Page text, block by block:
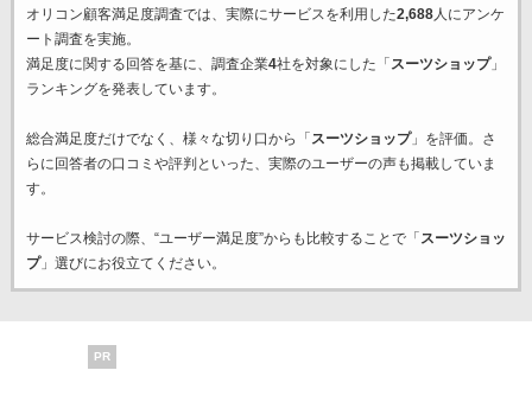
オリコン顧客満足度調査では、実際にサービスを利用した2,688人にアンケ
ート調査を実施。
満足度に関する回答を基に、調査企業4社を対象にした「 スーツショップ」
ランキングを発表しています。
総合満足度だけでなく、様々な切り口から「 スーツショップ」を評価。さ
らに回答者の口コミや評判といった、実際のユーザーの声も掲載していま
す。
サービス検討の際、“ユーザー満足度”からも比較することで「 スーツショッ
プ」選びにお役立てください。
PR